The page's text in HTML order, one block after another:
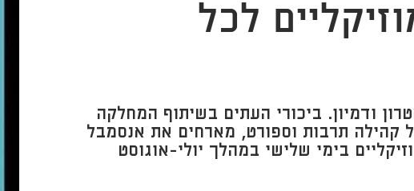
לכל
ודמיון. ביכורי העתים בשיתוף המחלקה
קהילה תרבות וספורט, מארחים את אנסמבל